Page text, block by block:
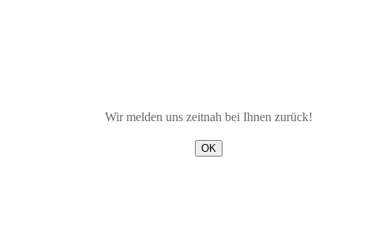
Wir melden uns zeitnah bei Ihnen zurück!
OK